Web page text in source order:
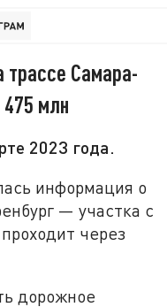
трассе Самара-
млн
2023 года.
информация о
— участка с
через
дорожное